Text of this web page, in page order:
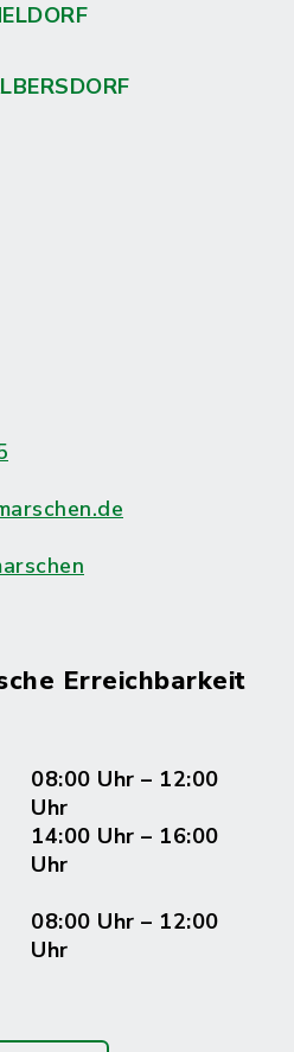
Erreichbarkeit
08:00 Uhr – 12:00
Uhr
14:00 Uhr – 16:00
Uhr
08:00 Uhr – 12:00
Uhr